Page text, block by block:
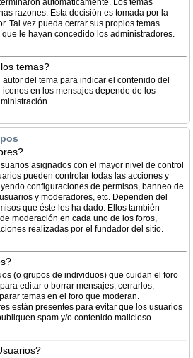
automáticamente. Los temas
razones. Esta decisión es tomada por la
Tal vez pueda cerrar sus propios temas
le hayan concedido los administradores.
temas?
del tema para indicar el contenido del
en los mensajes depende de los
asignados con el mayor nivel de control
pueden controlar todas las acciones y
configuraciones de permisos, banneo de
y moderadores, etc. Dependen del
que éste les ha dado. Ellos también
moderación en cada uno de los foros,
realizadas por el fundador del sitio.
(o grupos de individuos) que cuidan el foro
editar o borrar mensajes, cerrarlos,
temas en el foro que moderan.
están presentes para evitar que los usuarios
spam y/o contenido malicioso.